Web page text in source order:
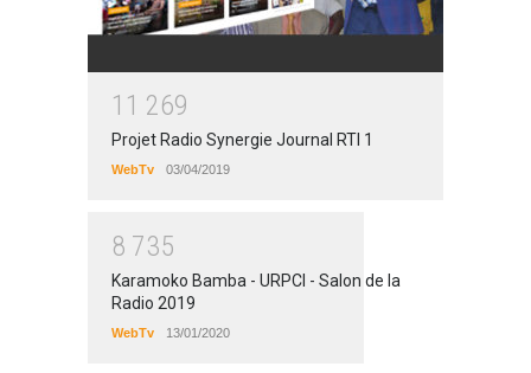
1 1 269
Projet Radio Synergie Journal RTI 1
WebTv 03/04/2019
8 735
Karamoko Bamba - URPCI - Salon de la
Radio 2019
WebTv 13/01/2020